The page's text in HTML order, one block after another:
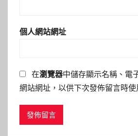
個人網站網址
在瀏覽器中儲存顯示名稱、電
網站網址，以供下次發佈留言時使